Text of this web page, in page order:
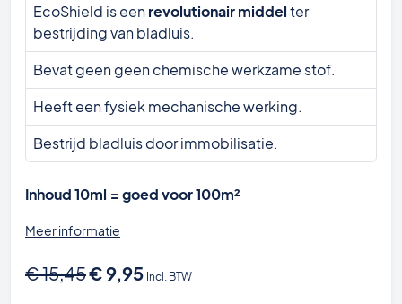
EcoShield is eenrevolutionair middelter
bestrijding van bladluis.
Bevat geen geen chemische werkzame stof.
Heeft een fysiek mechanische werking.
Bestrijd bladluis door immobilisatie.
Inhoud 10ml = goed voor 100m²
Meer informatie
€15,45Oorspronkelijke
€9,95Huidige
Incl. BTW